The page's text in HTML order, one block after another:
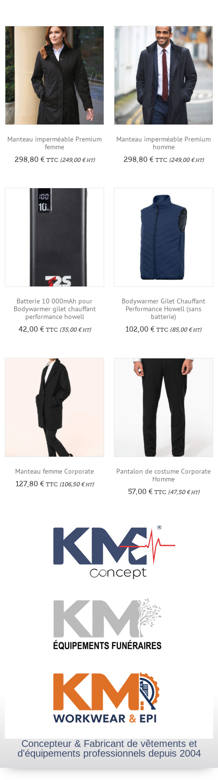
Manteau imperméable Premium
femme
298,80 € TTC(249,00 €HT)
Manteau imperméable Premium
homme
298,80 € TTC(249,00 €HT)
Batterie 10 000mAh pour
Bodywarmer gilet chauffant
performance howell
42,00 €TTC(35,00 €HT)
Bodywarmer Gilet Chauffant
Performance Howell (sans
batterie)
102,00 € TTC (85,00 €HT)
Manteau femme Corporate
127,80 € TTC(106,50 €HT)
Pantalon de costume Corporate
Homme
57,00 € TTC(47,50 €HT)
Concepteur & Fabricant de vêtements et
d'équipements professionnels depuis 2004